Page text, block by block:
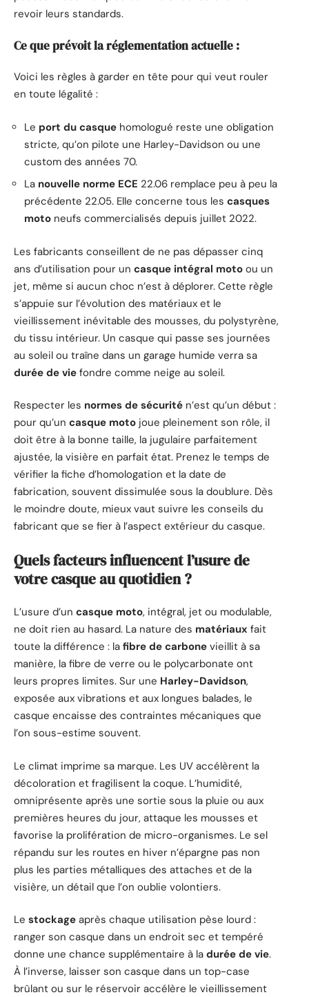
revoir leurs standards.
Ce que prévoit la réglementation actuelle :
Voici les règles à garder en tête pour qui veut rouler
en toute légalité :
Le port du casque homologué reste une obligation
stricte, qu’on pilote une Harley-Davidson ou une
custom des années 70.
La nouvelle norme ECE 22.06 remplace peu à peu la
précédente 22.05. Elle concerne tous les casques
moto neufs commercialisés depuis juillet 2022.
Les fabricants conseillent de ne pas dépasser cinq
ans d’utilisation pour un casque intégral moto ou un
jet, même si aucun choc n’est à déplorer. Cette règle
s’appuie sur l’évolution des matériaux et le
vieillissement inévitable des mousses, du polystyrène,
du tissu intérieur. Un casque qui passe ses journées
au soleil ou traîne dans un garage humide verra sa
durée de vie fondre comme neige au soleil.
Respecter les normes de sécurité n’est qu’un début :
pour qu’un casque moto joue pleinement son rôle, il
doit être à la bonne taille, la jugulaire parfaitement
ajustée, la visière en parfait état. Prenez le temps de
vérifier la fiche d’homologation et la date de
fabrication, souvent dissimulée sous la doublure. Dès
le moindre doute, mieux vaut suivre les conseils du
fabricant que se fier à l’aspect extérieur du casque.
Quels facteurs influencent l’usure de
votre casque au quotidien ?
L’usure d’un casque moto, intégral, jet ou modulable,
ne doit rien au hasard. La nature des matériaux fait
toute la différence : la fibre de carbone vieillit à sa
manière, la fibre de verre ou le polycarbonate ont
leurs propres limites. Sur une Harley-Davidson,
exposée aux vibrations et aux longues balades, le
casque encaisse des contraintes mécaniques que
l’on sous-estime souvent.
Le climat imprime sa marque. Les UV accélèrent la
décoloration et fragilisent la coque. L’humidité,
omniprésente après une sortie sous la pluie ou aux
premières heures du jour, attaque les mousses et
favorise la prolifération de micro-organismes. Le sel
répandu sur les routes en hiver n’épargne pas non
plus les parties métalliques des attaches et de la
visière, un détail que l’on oublie volontiers.
Le stockage après chaque utilisation pèse lourd :
ranger son casque dans un endroit sec et tempéré
donne une chance supplémentaire à la durée de vie.
À l’inverse, laisser son casque dans un top-case
brûlant ou sur le réservoir accélère le vieillissement